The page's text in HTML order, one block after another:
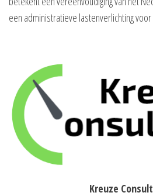
een administratieve lastenverlichting
Kreuze